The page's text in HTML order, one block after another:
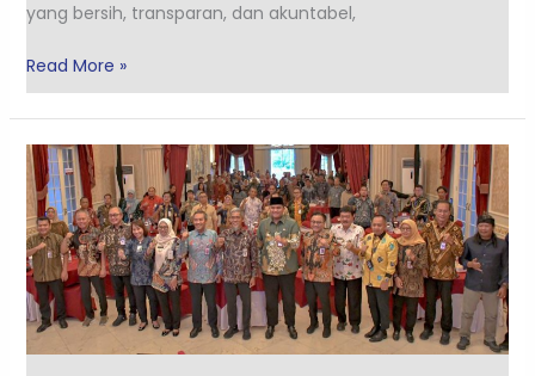
yang bersih, transparan, dan akuntabel,
Read More »
PT
BPR
BKK
JATENG
(PERSERODA)
bersinergi
dan
berkolaborasi